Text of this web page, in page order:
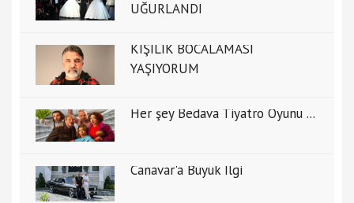
UĞURLANDI
KİŞİLİK BOCALAMASI
YAŞIYORUM
Her şey Bedava Tiyatro Oyunu ...
Canavar'a Büyük İlgi